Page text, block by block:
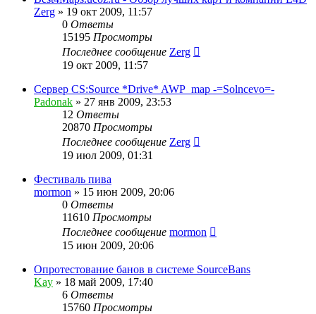
Zerg » 19 окт 2009, 11:57
0 Ответы
15195 Просмотры
Последнее сообщение Zerg
19 окт 2009, 11:57
Сервер CS:Source *Drive* AWP_map -=Solncevo=-
Padonak » 27 янв 2009, 23:53
12 Ответы
20870 Просмотры
Последнее сообщение Zerg
19 июл 2009, 01:31
Фестиваль пива
mormon » 15 июн 2009, 20:06
0 Ответы
11610 Просмотры
Последнее сообщение mormon
15 июн 2009, 20:06
Опротестование банов в системе SourceBans
Kay » 18 май 2009, 17:40
6 Ответы
15760 Просмотры